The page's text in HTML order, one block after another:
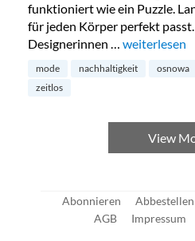
funktioniert wie ein Puzzle.
für jeden Körper perfekt
Designerinnen … „Osnowa:
weiterlesen
mode nachhaltigkeit osnowa
zeitlos
View
Abonnieren Abbestellen
AGB
Impressum